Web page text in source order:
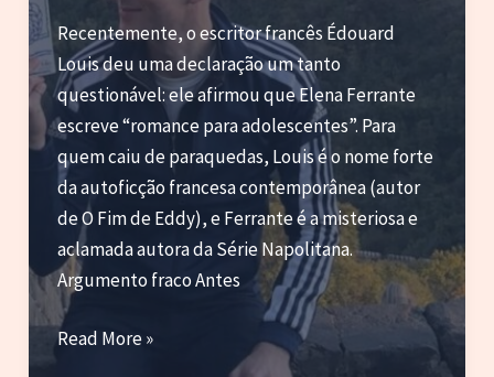
Recentemente, o escritor francês Édouard
Louis deu uma declaração um tanto
questionável: ele afirmou que Elena Ferrante
escreve “romance para adolescentes”. Para
quem caiu de paraquedas, Louis é o nome forte
da autoficção francesa contemporânea (autor
de O Fim de Eddy), e Ferrante é a misteriosa e
aclamada autora da Série Napolitana.
Argumento fraco Antes
Édouard
Read More »